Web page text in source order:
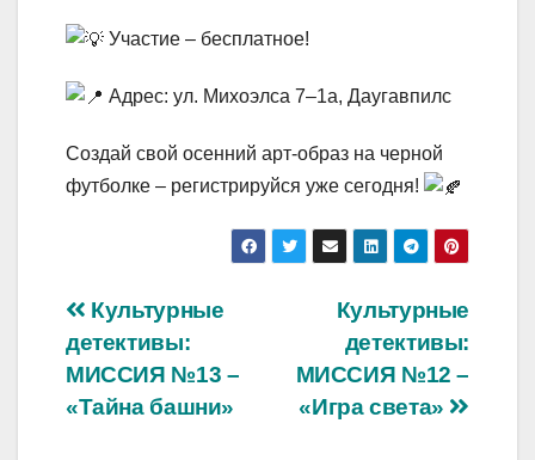
Участие – бесплатное!
Адрес: ул. Михоэлса 7–1a, Даугавпилс
Создай свой осенний арт-образ на черной
футболке – регистрируйся уже сегодня!
Навигация
по
записям
Культурные
детективы:
МИССИЯ №12 –
«Игра света»
Культурные
детективы:
МИССИЯ №13 –
«Тайна башни»